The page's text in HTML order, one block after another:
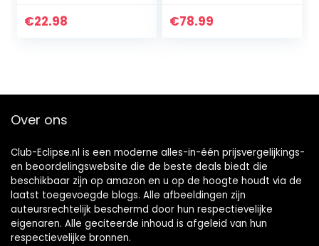
adapter voor
microfoon.
€22.98
en Uitschuifbare
€78.99
Over ons
Club-Eclipse.nl is een moderne alles-in-één prijsvergelijkings-
en beoordelingswebsite die de beste deals biedt die
beschikbaar zijn op amazon en u op de hoogte houdt via de
laatst toegevoegde blogs. Alle afbeeldingen zijn
auteursrechtelijk beschermd door hun respectievelijke
eigenaren. Alle geciteerde inhoud is afgeleid van hun
respectievelijke bronnen.